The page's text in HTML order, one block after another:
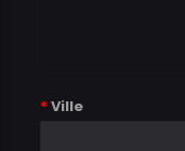
* Ville